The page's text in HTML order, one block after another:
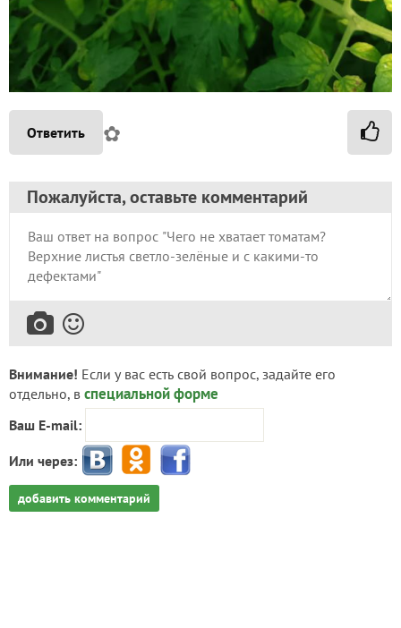
Ответить ✿
Пожалуйста, оставьте комментарий
Внимание! Если у вас есть свой вопрос, задайте его
отдельно, в специальной форме
Ваш E-mail:
Или через:
добавить комментарий